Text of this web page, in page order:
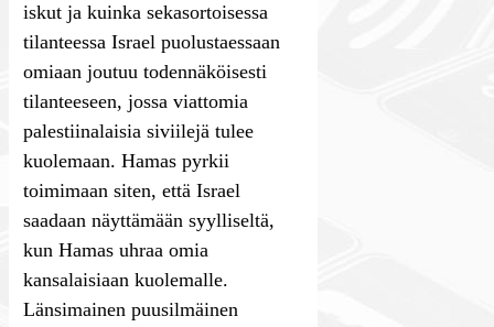
iskut ja kuinka sekasortoisessa
tilanteessa Israel puolustaessaan
omiaan joutuu todennäköisesti
tilanteeseen, jossa viattomia
palestiinalaisia siviilejä tulee
kuolemaan. Hamas pyrkii
toimimaan siten, että Israel
saadaan näyttämään syylliseltä,
kun Hamas uhraa omia
kansalaisiaan kuolemalle.
Länsimainen puusilmäinen